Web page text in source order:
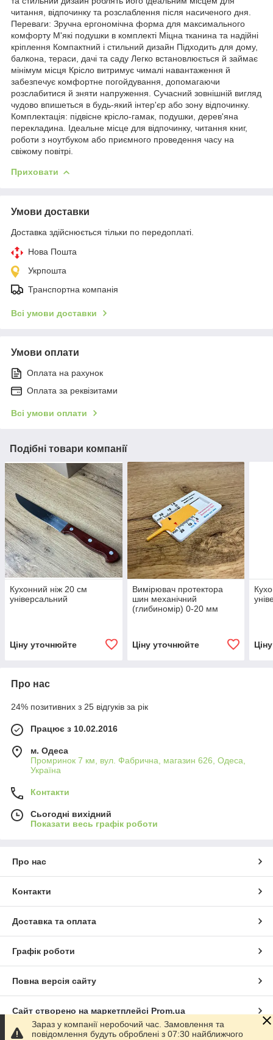
читання, відпочинку та розслаблення після насиченого дня.
Переваги: Зручна ергономічна форма для максимального
комфорту М'які подушки в комплекті Міцна тканина та надійні
кріплення Компактний і стильний дизайн Підходить для дому,
балкона, тераси, дачі та саду Легко встановлюється й займає
мінімум місця Крісло витримує чималі навантаження й
забезпечує комфортне погойдування, допомагаючи
розслабитися й зняти напруження. Сучасний зовнішній вигляд
чудово впишеться в будь-який інтер'єр або зону відпочинку.
Комплектація: підвісне крісло-гамак, подушки, дерев'яна
перекладина. Ідеальне місце для відпочинку, читання книг,
роботи з ноутбуком або приємного проведення часу на
свіжому повітрі.
Приховати
Умови доставки
Доставка здійснюється тільки по передоплаті.
Нова Пошта
Укрпошта
Транспортна компанія
Всі умови доставки
Умови оплати
Оплата на рахунок
Оплата за реквізитами
Всі умови оплати
Подібні товари компанії
Кухонний ніж 20 см
універсальний
Ціну уточнюйте
Вимірювач протектора
шин механічний
(глибиномір) 0-20 мм
Ціну уточнюйте
Про нас
24% позитивних з 25 відгуків за рік
Працює з 10.02.2016
м. Одеса
Промринок 7 км, вул. Фабрична, магазин 626, Одеса,
Україна
Контакти
Сьогодні вихідний
Показати весь графік роботи
Про нас
Контакти
Доставка та оплата
Графік роботи
Повна версія сайту
Сайт створено на маркетплейсі Prom.ua
Зараз у компанії неробочий час. Замовлення та
повідомлення будуть оброблені з 07:30 найближчого